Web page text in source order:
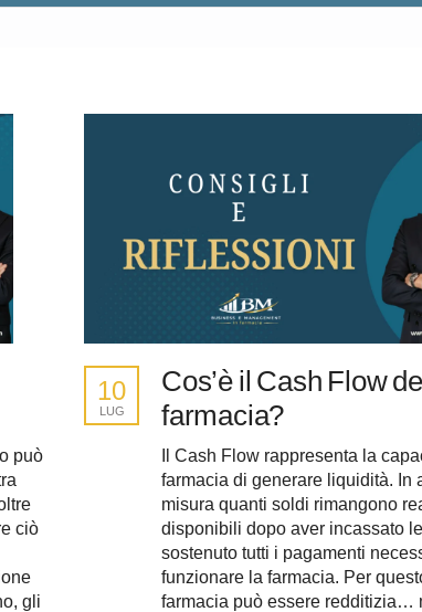
può
ciò
gli
Cos’è il Cash Flow
farmacia?
10
LUG
Il Cash Flow rappresenta la
farmacia di generare liquidità. In
misura quanti soldi rimangono
disponibili dopo aver incassato
sostenuto tutti i pagamenti
funzionare la farmacia. Per
farmacia può essere redditizia…